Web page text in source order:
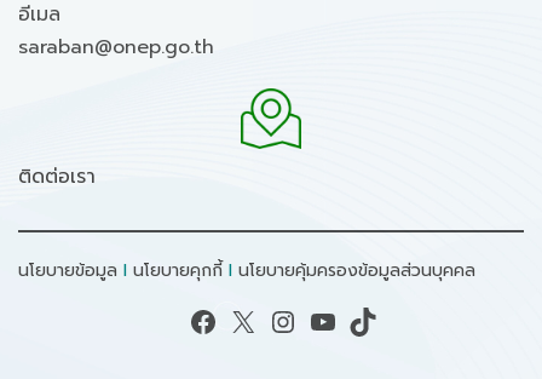
อีเมล
saraban@onep.go.th
ติดต่อเรา
นโยบายข้อมูล I นโยบายคุกกี้ I นโยบายคุ้มครองข้อมูลส่วนบุคคล
Facebook X Instagram YouTube TikTok